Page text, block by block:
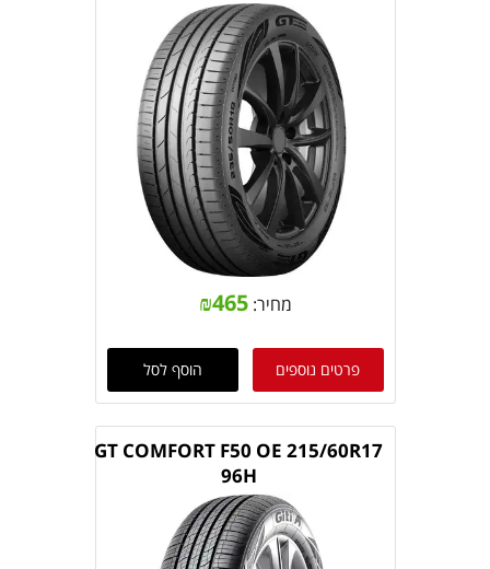
מחיר: ₪465
פרטים נוספים הוסף לסל
GT COMFORT F50 OE 215/60R17
96H